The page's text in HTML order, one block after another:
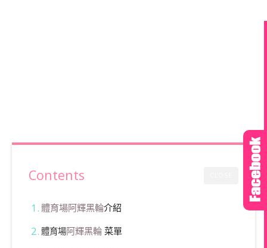
Contents
體育場阿輝黑輪介紹
體育場阿輝黑輪菜單